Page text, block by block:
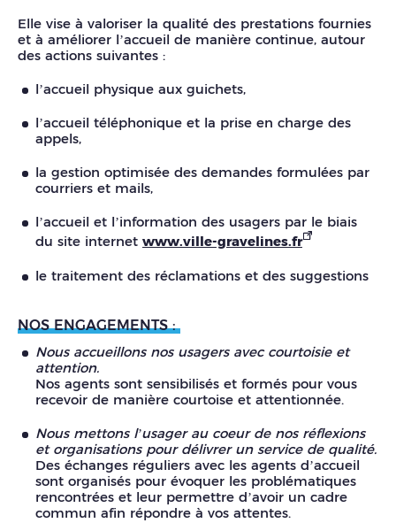
Elle vise à valoriser la qualité des prestations fournies
et à améliorer l’accueil de manière continue, autour
des actions suivantes :
l’accueil physique aux guichets,
l’accueil téléphonique et la prise en charge des
appels,
la gestion optimisée des demandes formulées par
courriers et mails,
l’accueil et l’information des usagers par le biais
du site internet www.ville-gravelines.fr
le traitement des réclamations et des suggestions
NOS ENGAGEMENTS :
Nous accueillons nos usagers avec courtoisie et
attention.
Nos agents sont sensibilisés et formés pour vous
recevoir de manière courtoise et attentionnée.
Nous mettons l’usager au coeur de nos réflexions
et organisations pour délivrer un service de qualité.
Des échanges réguliers avec les agents d’accueil
sont organisés pour évoquer les problématiques
rencontrées et leur permettre d’avoir un cadre
commun afin répondre à vos attentes.